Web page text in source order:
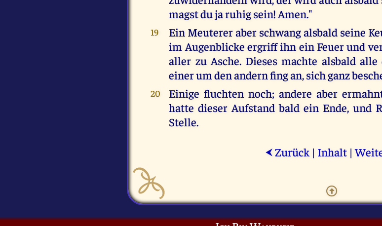
magst du ja ruhig sein! Amen."
19
Ein Meuterer aber schwang alsbald seine
im Augenblicke ergriff ihn ein Feuer und
aller zu Asche. Dieses machte alsbald
einer um den andern fing an, sich ganz
20
Einige fluchten noch; andere aber
hatte dieser Aufstand bald ein Ende, und
Stelle.
⮜ Zurück | Inhalt |